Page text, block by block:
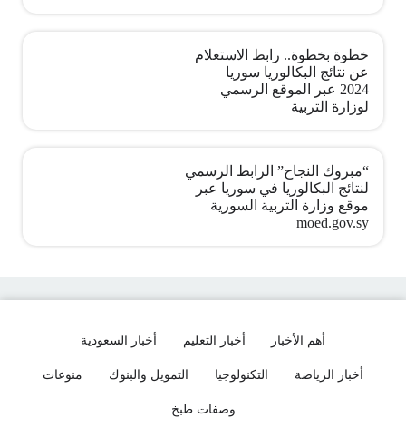
خطوة بخطوة.. رابط الاستعلام
عن نتائج البكالوريا سوريا
2024 عبر الموقع الرسمي
لوزارة التربية
“مبروك النجاح” الرابط الرسمي
لنتائج البكالوريا في سوريا عبر
موقع وزارة التربية السورية
moed.gov.sy
أهم الأخبار أخبار التعليم أخبار السعودية
أخبار الرياضة التكنولوجيا التمويل والبنوك منوعات
وصفات طبخ